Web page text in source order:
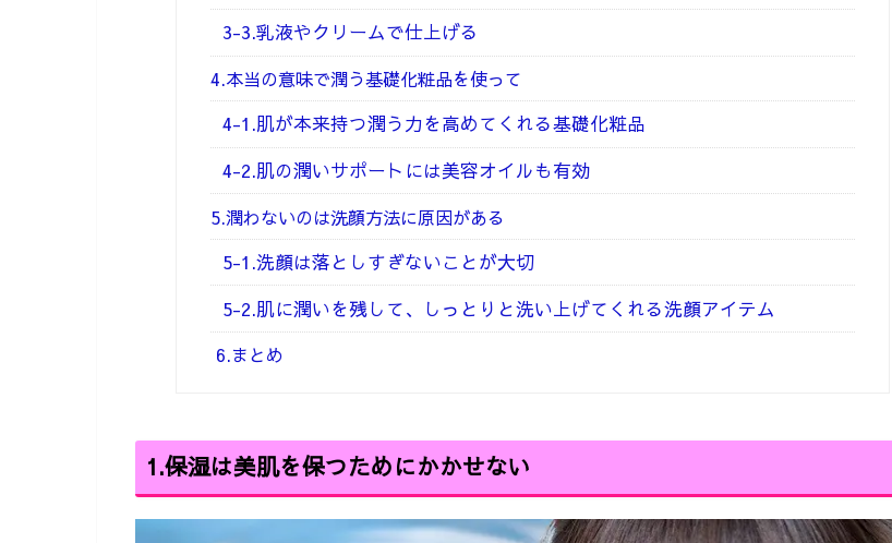
3-3.乳液やクリームで仕上げる
4.本当の意味で潤う基礎化粧品を使って
4-1.肌が本来持つ潤う力を高めてくれる基礎化粧品
4-2.肌の潤いサポートには美容オイルも有効
5.潤わないのは洗顔方法に原因がある
5-1.洗顔は落としすぎないことが大切
5-2.肌に潤いを残して、しっとりと洗い上げてくれる洗顔アイテム
6.まとめ
1.保湿は美肌を保つためにかかせない